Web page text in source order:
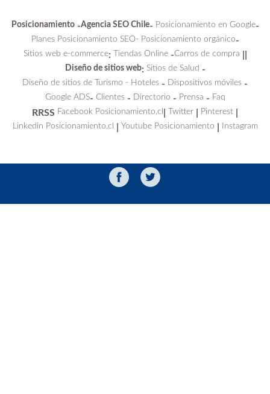
Posicionamiento-Agencia SEO Chile- Posicionamiento en Google-
Planes Posicionamiento SEO- Posicionamiento orgánico-
Sitios web e-commerce: Tiendas Online-Carros de compra
Diseño de sitios web: Sitios de Salud -
Diseño de sitios de Turismo - Hoteles - Dispositivos móviles -
Google ADS- Clientes- Directorio - Prensa - Faq
RRSS Facebook Posicionamiento.cl Twitter Pinterest
Linkedin Posicionamiento.cl Youtube Posicionamiento Instagram